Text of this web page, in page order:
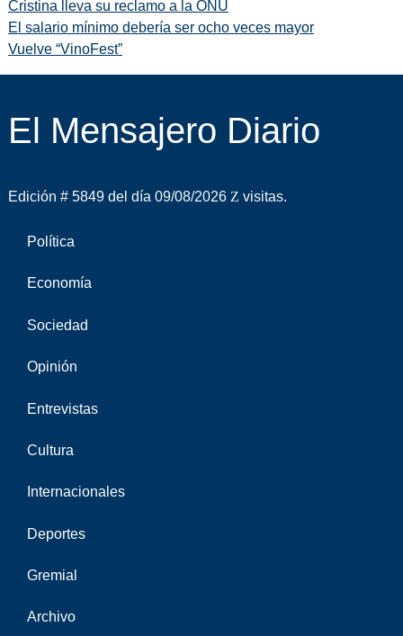
Cristina lleva su reclamo a la ONU
El salario mínimo debería ser ocho veces mayor
Vuelve “VinoFest”
El Mensajero Diario
Edición # 5849 del día 09/08/2026 visitas.
Política
Economía
Sociedad
Opinión
Entrevistas
Cultura
Internacionales
Deportes
Gremial
Archivo